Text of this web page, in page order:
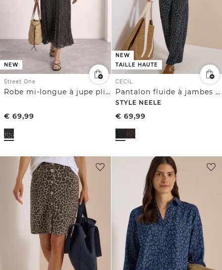
NEW
Street One
Robe mi-longue à jupe plissée imprimée
€ 69,99
NEW
TAILLE HAUTE
CECIL
Pantalon fluide à jambes larges en matière Silk-Touch
STYLE NEELE
€ 69,99